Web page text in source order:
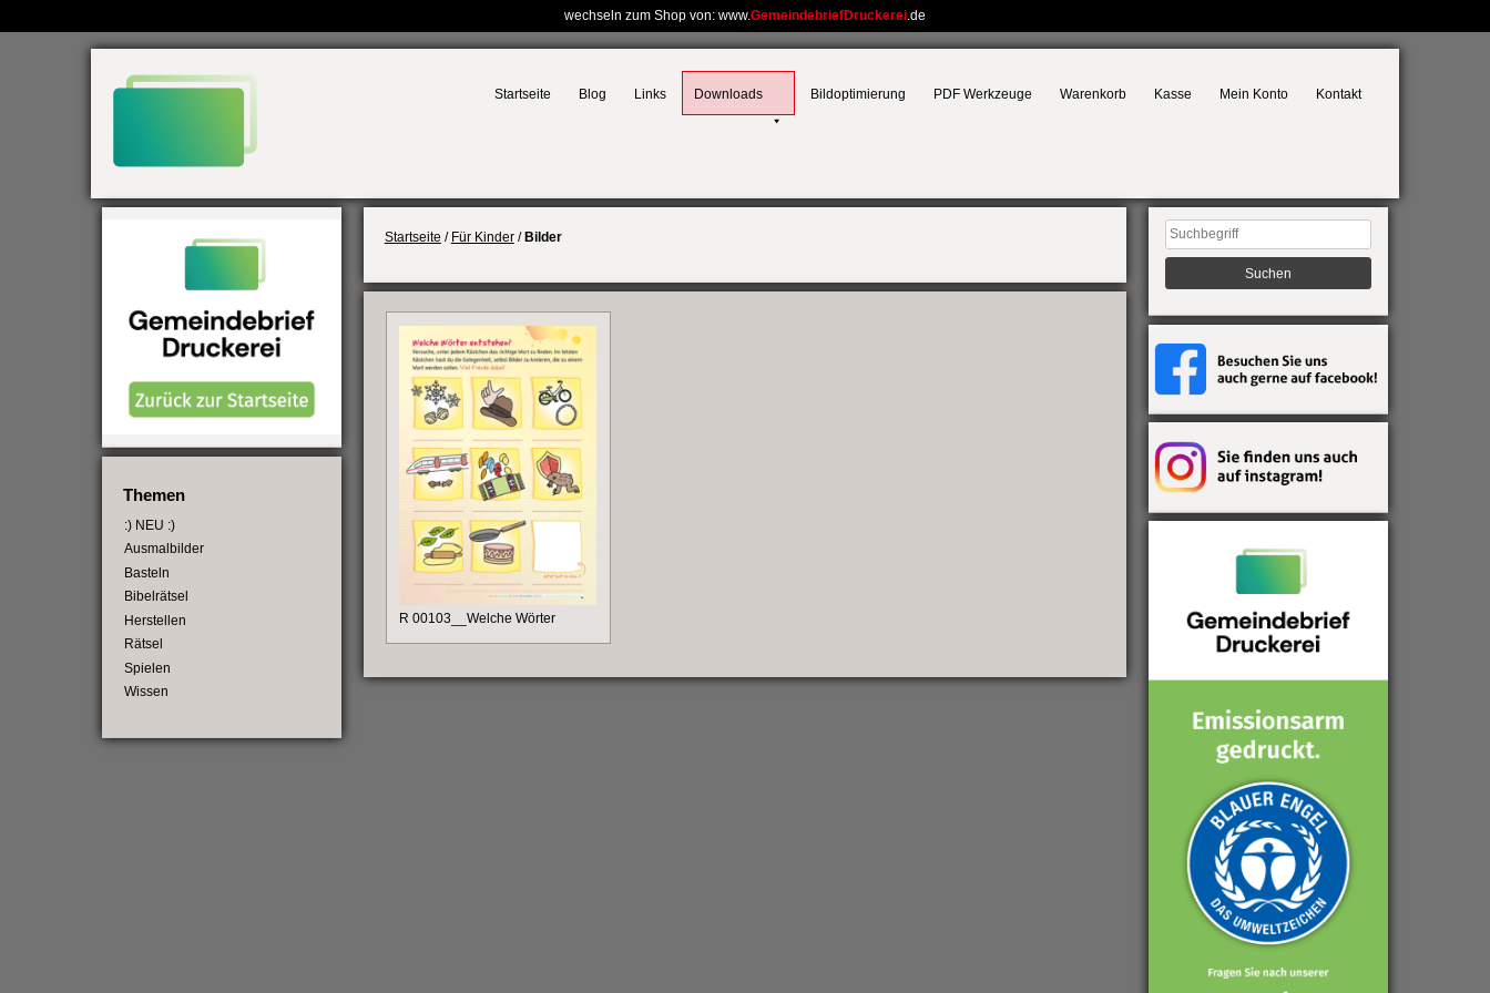
wechseln zum Shop von: www.GemeindebriefDruckerei.de
Startseite Blog Links Downloads Bildoptimierung PDF Werkzeuge Warenkorb Kasse Mein Konto Kontakt
Startseite / Für Kinder/ Bilder
R 00103__Welche Wörter
Themen
:) NEU :)
Ausmalbilder
Basteln
Bibelrätsel
Herstellen
Rätsel
Spielen
Wissen
Suchen
nach: